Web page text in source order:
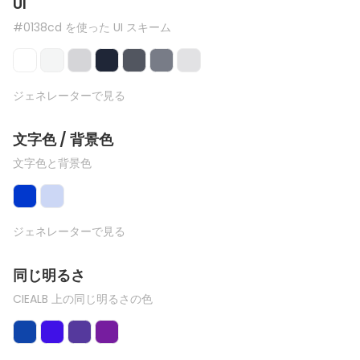
#0138cd を使った UI スキーム
ジェネレーターで見る
文字色 / 背景色
文字色と背景色
ジェネレーターで見る
同じ明るさ
CIEALB 上の同じ明るさの色